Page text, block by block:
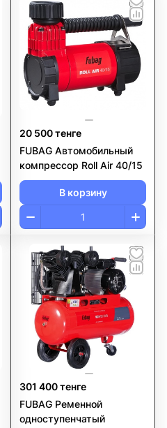
20 500 тенге
FUBAG Автомобильный
компрессор Roll Air 40/15
В корзину
301 400 тенге
FUBAG Ременной
одноступенчатый